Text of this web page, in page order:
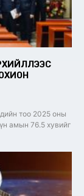
тоо 2025 оны
амын 76.5 хувийг